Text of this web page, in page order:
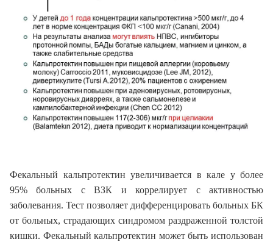
Фекальный кальпротектин увеличивается в кале у более
95% больных с ВЗК и коррелирует с активностью
заболевания. Тест позволяет дифференцировать больных БК
от больных, страдающих синдромом раздраженной толстой
кишки. Фекальный кальпротектин может быть использован